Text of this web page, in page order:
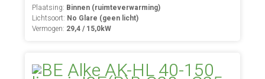
Plaatsing: Binnen (ruimteverwarming)
Lichtsoort: No Glare (geen licht)
Vermogen: 29,4 / 15,0kW